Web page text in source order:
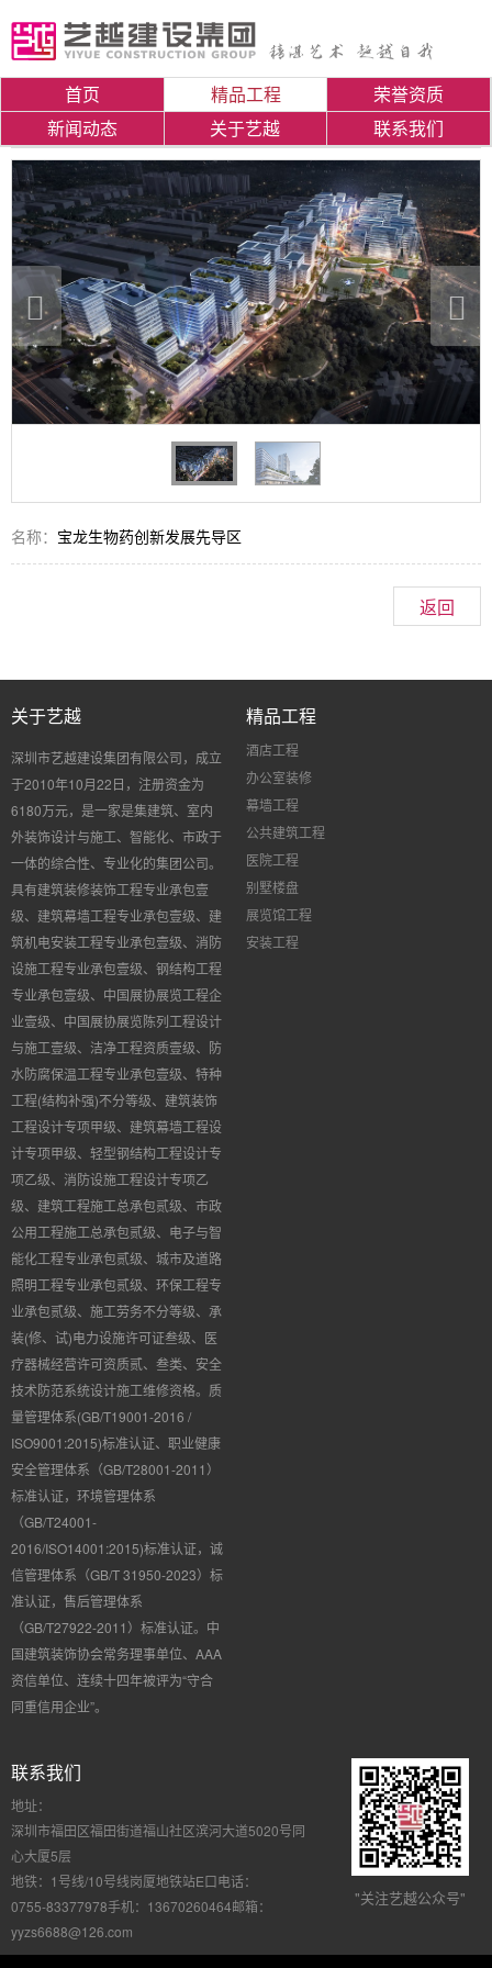
首页 精品工程
荣誉资质
新闻动态
关于艺越 联系我们
名称： 宝龙生物药创新发展先导区
返回
关于艺越
深圳市艺越建设集团有限公司，成立
于2010年10月22日，注册资金为
6180万元，是一家是集建筑、室内
外装饰设计与施工、智能化、市政于
一体的综合性、专业化的集团公司。
具有建筑装修装饰工程专业承包壹
级、建筑幕墙工程专业承包壹级、建
筑机电安装工程专业承包壹级、消防
设施工程专业承包壹级、钢结构工程
专业承包壹级、中国展协展览工程企
业壹级、中国展协展览陈列工程设计
与施工壹级、洁净工程资质壹级、防
水防腐保温工程专业承包壹级、特种
工程(结构补强)不分等级、建筑装饰
工程设计专项甲级、建筑幕墙工程设
计专项甲级、轻型钢结构工程设计专
项乙级、消防设施工程设计专项乙
级、建筑工程施工总承包贰级、市政
公用工程施工总承包贰级、电子与智
能化工程专业承包贰级、城市及道路
照明工程专业承包贰级、环保工程专
业承包贰级、施工劳务不分等级、承
装(修、试)电力设施许可证叁级、医
疗器械经营许可资质贰、叁类、安全
技术防范系统设计施工维修资格。质
量管理体系(GB/T19001-2016 /
ISO9001:2015)标准认证、职业健康
安全管理体系（GB/T28001-2011）
标准认证，环境管理体系
（GB/T24001-
2016/ISO14001:2015)标准认证，诚
信管理体系（GB/T 31950-2023）标
准认证，售后管理体系
（GB/T27922-2011）标准认证。中
国建筑装饰协会常务理事单位、AAA
资信单位、连续十四年被评为“守合
同重信用企业”。
精品工程
酒店工程
办公室装修
幕墙工程
公共建筑工程
医院工程
别墅楼盘
展览馆工程
安装工程
联系我们
地址：
深圳市福田区福田街道福山社区滨河大道5020号同
心大厦5层
地铁： 1号线/10号线岗厦地铁站E口电话：
0755-83377978手机： 13670260464邮箱：
yyzs6688@126.com
"关注艺越公众号"